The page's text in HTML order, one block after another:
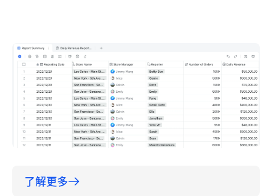
了解更多